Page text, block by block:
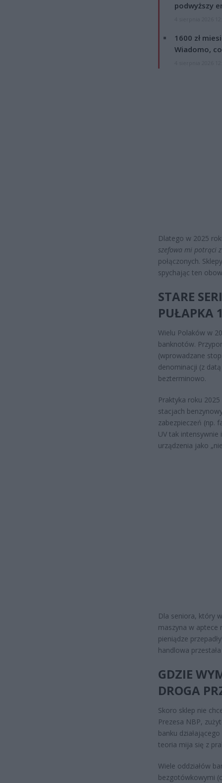
podwyższy
1600 zł
Wiadomo,
Dlatego w 2025
szefowa mi potrąci
połączonych.
spychając ten
STARE
PUŁAPKA
Wielu Polaków w
banknotów.
(wprowadzane
denominacji (z
bezterminowo.
Praktyka roku
stacjach
zabezpieczeń (np.
UV tak
urządzenia jako
Dla seniora, który
maszyna w aptece
pieniądze
handlowa
GDZIE
DROGA
Skoro sklep nie
Prezesa NBP,
banku
teoria mija się z
Wiele oddziałów
bezgotówkowymi